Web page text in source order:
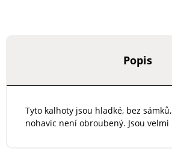
Popis
Tyto kalhoty jsou hladké, bez
nohavic není obroubený. Jsou